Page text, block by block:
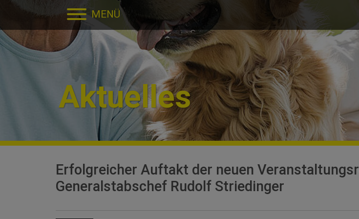
Direkt zur Hauptnavigation springen
MENÜ
Aktuelles
Erfolgreicher Auftakt der neuen
Generalstabschef Rudolf Striedinger